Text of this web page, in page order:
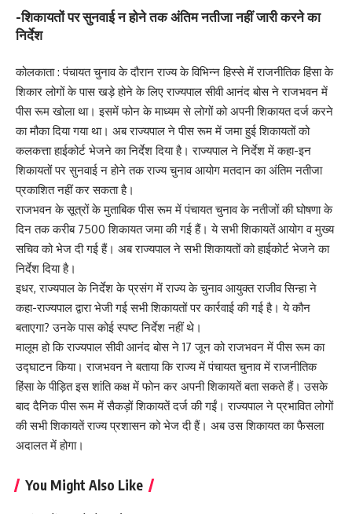
-शिकायतों पर सुनवाई न होने तक अंतिम नतीजा नहीं जारी करने का
निर्देश
कोलकाता : पंचायत चुनाव के दौरान राज्य के विभिन्न हिस्से में राजनीतिक हिंसा के
शिकार लोगों के पास खड़े होने के लिए राज्यपाल सीवी आनंद बोस ने राजभवन में
पीस रूम खोला था। इसमें फोन के माध्यम से लोगों को अपनी शिकायत दर्ज करने
का मौका दिया गया था। अब राज्यपाल ने पीस रूम में जमा हुई शिकायतों को
कलकत्ता हाईकोर्ट भेजने का निर्देश दिया है। राज्यपाल ने निर्देश में कहा-इन
शिकायतों पर सुनवाई न होने तक राज्य चुनाव आयोग मतदान का अंतिम नतीजा
प्रकाशित नहीं कर सकता है।
राजभवन के सूत्रों के मुताबिक पीस रूम में पंचायत चुनाव के नतीजों की घोषणा के
दिन तक करीब 7500 शिकायत जमा की गई हैं। ये सभी शिकायतें आयोग व मुख्य
सचिव को भेज दी गई हैं। अब राज्यपाल ने सभी शिकायतों को हाईकोर्ट भेजने का
निर्देश दिया है।
इधर, राज्यपाल के निर्देश के प्रसंग में राज्य के चुनाव आयुक्त राजीव सिन्हा ने
कहा-राज्यपाल द्वारा भेजी गई सभी शिकायतों पर कार्रवाई की गई है। ये कौन
बताएगा? उनके पास कोई स्पष्ट निर्देश नहीं थे।
मालूम हो कि राज्यपाल सीवी आनंद बोस ने 17 जून को राजभवन में पीस रूम का
उद्घाटन किया। राजभवन ने बताया कि राज्य में पंचायत चुनाव में राजनीतिक
हिंसा के पीड़ित इस शांति कक्ष में फोन कर अपनी शिकायतें बता सकते हैं। उसके
बाद दैनिक पीस रूम में सैकड़ों शिकायतें दर्ज की गईं। राज्यपाल ने प्रभावित लोगों
की सभी शिकायतें राज्य प्रशासन को भेज दी हैं। अब उस शिकायत का फैसला
अदालत में होगा।
You Might Also Like